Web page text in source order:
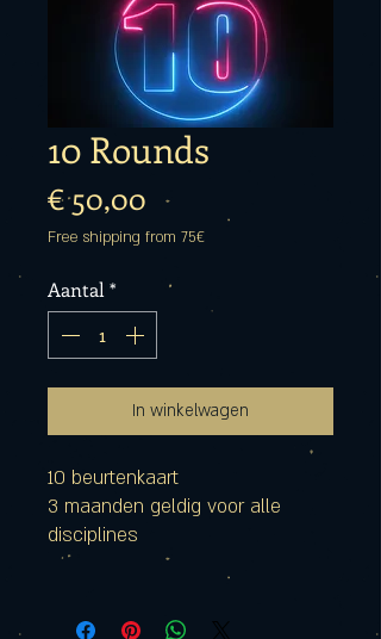
10 Rounds
€ 50,00 Prijs
Free shipping from 75€
Aantal *
In winkelwagen
10 beurtenkaart
3 maanden geldig voor alle
disciplines